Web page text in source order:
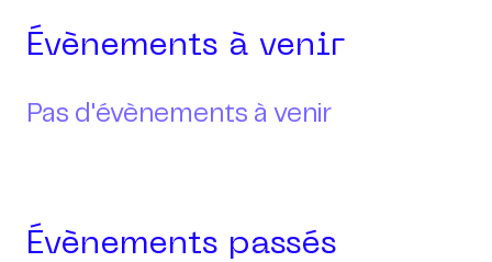
Évènements à venir
Pas d'évènements à venir
Évènements passés